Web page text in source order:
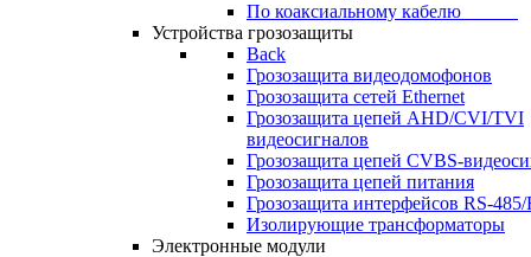
По коаксиальному кабелю⠀⠀⠀⠀
Устройства грозозащиты
Back
Грозозащита видеодомофонов
Грозозащита сетей Ethernet
Грозозащита цепей AHD/CVI/TVI
видеосигналов
Грозозащита цепей CVBS-
Грозозащита цепей питания
Грозозащита интерфейсов RS-485/
Изолирующие трансформаторы
Электронные модули